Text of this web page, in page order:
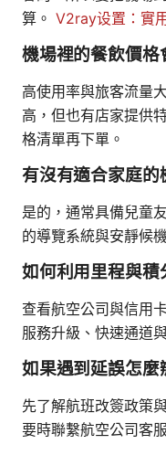
算。 V2ray设置：實
機場裡的餐飲價格
高使用率與旅客流量
高，但也有店家提供
格清單再下單。
有沒有適合家庭的
是的，通常具備兒童
的導覽系統與安靜候
如何利用里程與積
查看航空公司與信用
服務升級、快速通道
如果遇到延誤怎麼
先了解航班改簽政策
要時聯繫航空公司客